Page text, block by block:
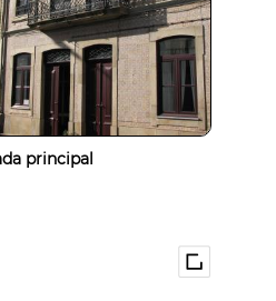
principal